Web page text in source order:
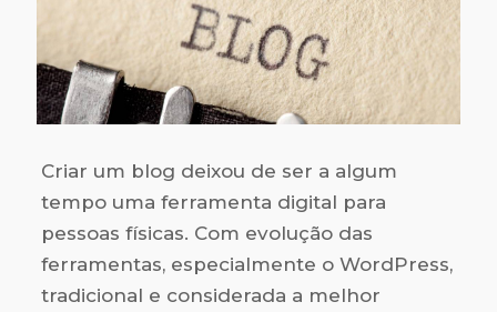
Criar um blog deixou de ser a algum
tempo uma ferramenta digital para
pessoas físicas. Com evolução das
ferramentas, especialmente o WordPress,
tradicional e considerada a melhor